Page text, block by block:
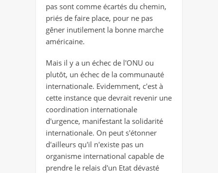
pas sont comme écartés du chemin,
priés de faire place, pour ne pas
gêner inutilement la bonne marche
américaine.
Mais il y a un échec de l'ONU ou
plutôt, un échec de la communauté
internationale. Evidemment, c'est à
cette instance que devrait revenir une
coordination internationale
d'urgence, manifestant la solidarité
internationale. On peut s'étonner
d'ailleurs qu'il n'existe pas un
organisme international capable de
prendre le relais d'un Etat dévasté